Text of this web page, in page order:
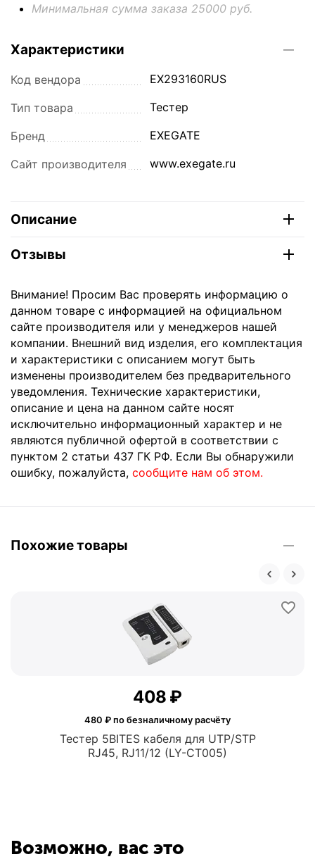
Минимальная сумма заказа 25000 руб.
Характеристики
Код вендора EX293160RUS
Тип товара Тестер
Бренд EXEGATE
Сайт производителя www.exegate.ru
Описание
Отзывы
Внимание! Просим Вас проверять информацию о
данном товаре с информацией на официальном
сайте производителя или у менеджеров нашей
компании. Внешний вид изделия, его комплектация
и характеристики с описанием могут быть
изменены производителем без предварительного
уведомления. Технические характеристики,
описание и цена на данном сайте носят
исключительно информационный характер и не
являются публичной офертой в соответствии с
пунктом 2 статьи 437 ГК РФ. Если Вы обнаружили
ошибку, пожалуйста, сообщите нам об этом.
Похожие товары
Тестер 5BITES кабеля для UTP/STP
RJ45, RJ11/12 (LY-CT005)
‍408‍ ₽
480 ₽ по безналичному расчёту
Возможно, вас это